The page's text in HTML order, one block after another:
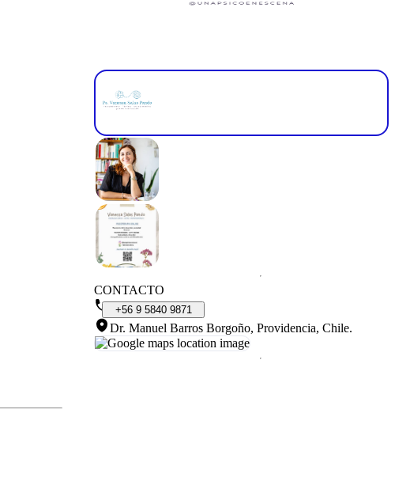
CONTACTO
+56 9 5840 9871
Dr. Manuel Barros Borgoño, Providencia, Chile.